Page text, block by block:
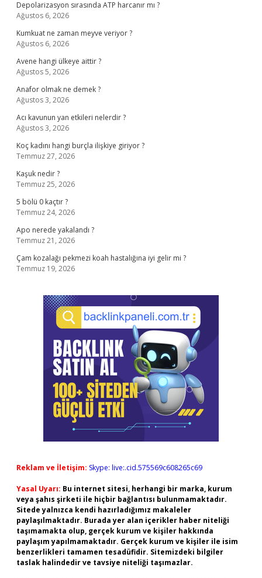
Depolarizasyon sırasında ATP harcanır mı ?
Ağustos 6, 2026
Kumkuat ne zaman meyve veriyor ?
Ağustos 6, 2026
Avene hangi ülkeye aittir ?
Ağustos 5, 2026
Anafor olmak ne demek ?
Ağustos 3, 2026
Acı kavunun yan etkileri nelerdir ?
Ağustos 3, 2026
Koç kadını hangi burçla ilişkiye giriyor ?
Temmuz 27, 2026
Kaşuk nedir ?
Temmuz 25, 2026
5 bölü 0 kaçtır ?
Temmuz 24, 2026
Apo nerede yakalandı ?
Temmuz 21, 2026
Çam kozalağı pekmezi koah hastalığına iyi gelir mi ?
Temmuz 19, 2026
Reklam ve İletişim: Skype: live:.cid.575569c608265c69
Yasal Uyarı: Bu internet sitesi, herhangi bir marka, kurum
veya şahıs şirketi ile hiçbir bağlantısı bulunmamaktadır.
Sitede yalnızca kendi hazırladığımız makaleler
paylaşılmaktadır. Burada yer alan içerikler haber niteliği
taşımamakta olup, gerçek kurum ve kişiler hakkında
paylaşım yapılmamaktadır. Gerçek kurum ve kişiler ile isim
benzerlikleri tamamen tesadüfidir. Sitemizdeki bilgiler
taslak halindedir ve tavsiye niteliği taşımazlar.